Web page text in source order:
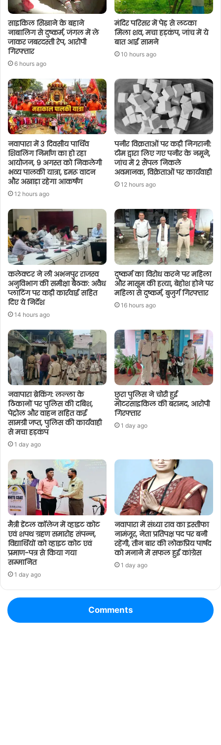
साइकिल सिखाने के बहाने
नाबालिग से दुष्कर्म, जंगल में ले
जाकर जबरदस्ती रेप, आरोपी
गिरफ्तार
6 hours ago
मंदिर परिसर में पेड़ से लटका
मिला शव, मचा हड़कंप, जांच में ये
बात आई सामने
10 hours ago
नवापारा में 3 दिवसीय पार्थिव
शिवलिंग निर्माण का हो रहा
आयोजन, 9 अगस्त को निकलेगी
भव्य पालकी यात्रा, डमरू वादन
और अखाड़ा रहेगा आकर्षण
12 hours ago
पनीर विक्रताओं पर कड़ी निगरानी:
टीम द्वारा लिए गए पनीर के नमूने,
जांच में 2 सैंपल निकले
अवमानक, विक्रेताओं पर कार्यवाही
12 hours ago
कलेक्टर ने ली अभनपुर राजस्व
अनुविभाग की समीक्षा बैठक: अवैध
प्लाटिंग पर कड़ी कार्रवाई सहित
दिए ये निर्देश
14 hours ago
दुष्कर्म का विरोध करने पर महिला
और मासूम की हत्या, बेहोश होने पर
महिला से दुष्कर्म, बुजुर्ग गिरफ्तार
16 hours ago
नवापारा ब्रेकिंग: लल्ला के
ठिकानों पर पुलिस की दबिश,
पेट्रोल और वाहन सहित कई
सामग्री जप्त, पुलिस की कार्यवाही
से मचा हड़कंप
1 day ago
छुरा पुलिस ने चोरी हुई
मोटरसाइकिल की बरामद, आरोपी
गिरफ्तार
1 day ago
मैत्री डेंटल कॉलेज में व्हाइट कोट
एवं शपथ ग्रहण समारोह संपन्न,
विद्यार्थियों को व्हाइट कोट एवं
प्रमाण-पत्र से किया गया
सम्मानित
1 day ago
नवापारा में संध्या राव का इस्तीफा
नामंजूर, नेता प्रतिपक्ष पद पर बनी
रहेंगी, तीन बार की लोकप्रिय पार्षद
को मनाने में सफल हुई कांग्रेस
1 day ago
Comments